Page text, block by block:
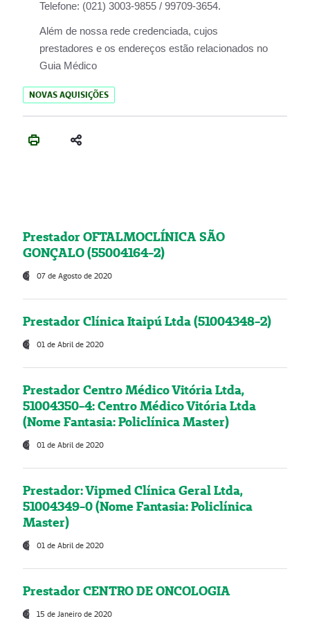
Telefone: (021) 3003-9855 / 99709-3654.
Além de nossa rede credenciada, cujos
prestadores e os endereços estão relacionados no
Guia Médico
NOVAS AQUISIÇÕES
Prestador OFTALMOCLÍNICA SÃO
GONÇALO (55004164-2)
07 de Agosto de 2020
Prestador Clínica Itaipú Ltda (51004348-2)
01 de Abril de 2020
Prestador Centro Médico Vitória Ltda,
51004350-4: Centro Médico Vitória Ltda
(Nome Fantasia: Policlínica Master)
01 de Abril de 2020
Prestador: Vipmed Clínica Geral Ltda,
51004349-0 (Nome Fantasia: Policlínica
Master)
01 de Abril de 2020
Prestador CENTRO DE ONCOLOGIA
15 de Janeiro de 2020